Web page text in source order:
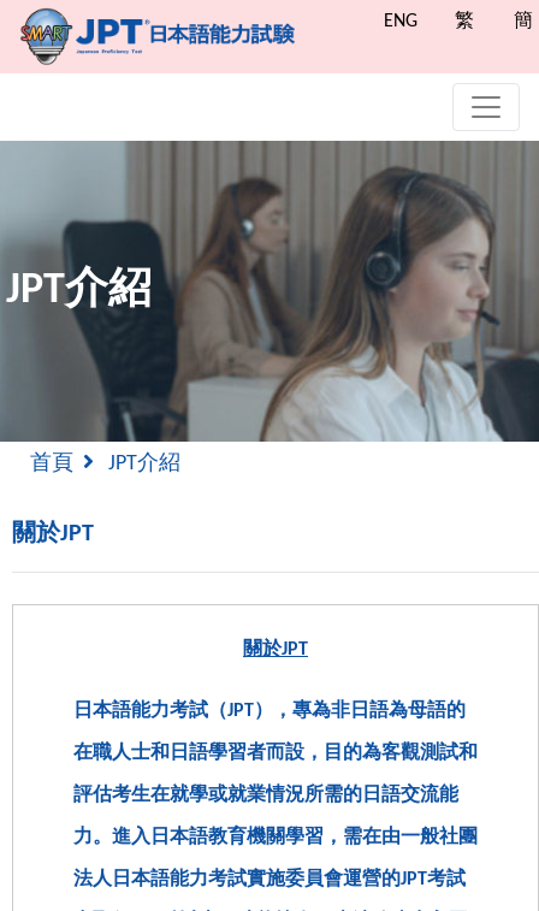
ENG 繁 簡
JPT介紹
首頁 JPT介紹
關於JPT
關於JPT
日本語能力考試（JPT），專為非日語為母語的
在職人士和日語學習者而設，目的為客觀測試和
評估考生在就學或就業情況所需的日語交流能
力。進入日本語教育機關學習，需在由一般社團
法人日本語能力考試實施委員會運營的JPT考試